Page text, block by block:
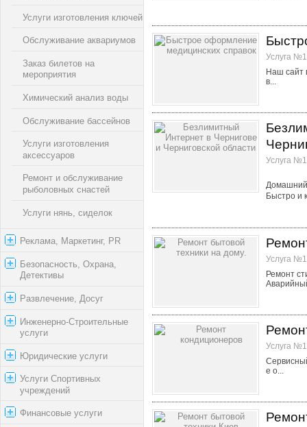
Услуги изготовления ключей
Обслуживание аквариумов
Заказ билетов на
мероприятия
Химический анализ воды
Обслуживание бассейнов
Услуги изготовления
аксессуаров
Ремонт и обслуживание
рыболовных снастей
Услуги нянь, сиделок
Реклама, Маркетинг, PR
Безопасность, Охрана,
Детективы
Развлечение, Досуг
Инженерно-Строительные
услуги
Юридические услуги
Услуги Спортивных
учреждений
Финансовые услуги
Услуга
Наш сайт
в...
Услуга
Домашний
Быстро и
Услуга
Ремонт
Услуга
е о...